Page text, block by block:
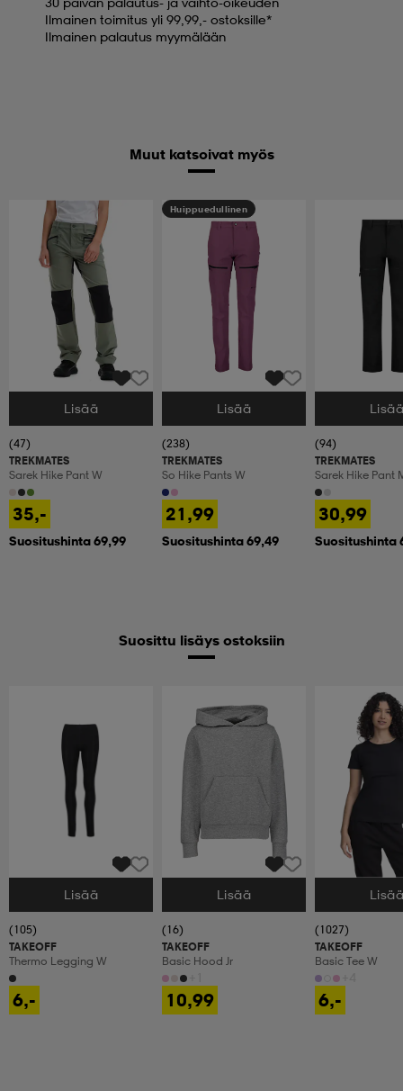
Ilmainen toimitus yli 99,99,- ostoksille*
Ilmainen palautus myymälään
Muut katsoivat myös
Valitse Koko
Lisää
(47)
TREKMATES
Sarek Hike Pant W
35,-
Suositushinta 69,99
Huippuedullinen
Valitse Koko
Lisää
(238)
TREKMATES
So Hike Pants W
21,99
Suositushinta 69,49
Valitse Koko
(94)
TREKMATES
Sarek Hike Pant
30,99
Suositushinta
Suosittu lisäys ostoksiin
Valitse Koko
Lisää
(105)
TAKEOFF
Thermo Legging W
6,-
Valitse Koko
Lisää
(16)
TAKEOFF
Basic Hood Jr
10,99
Valitse Koko
(1027)
TAKEOFF
Basic Tee W
6,-